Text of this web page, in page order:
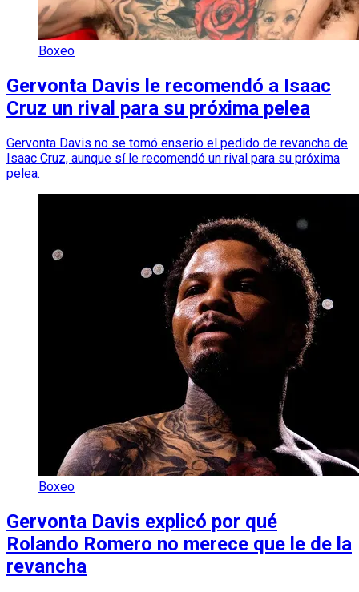
Boxeo
Gervonta Davis le recomendó a Isaac
Cruz un rival para su próxima pelea
Gervonta Davis no se tomó enserio el pedido de revancha de
Isaac Cruz, aunque sí le recomendó un rival para su próxima
pelea.
Boxeo
Gervonta Davis explicó por qué
Rolando Romero no merece que le de la
revancha